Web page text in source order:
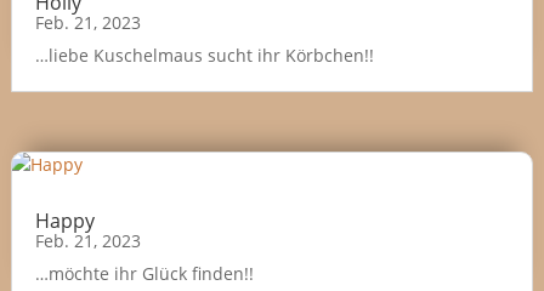
Feb. 21, 2023
…liebe Kuschelmaus sucht ihr Körbchen!!
Happy
Feb. 21, 2023
…möchte ihr Glück finden!!